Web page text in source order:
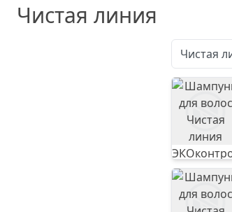
Чистая линия
Чистая